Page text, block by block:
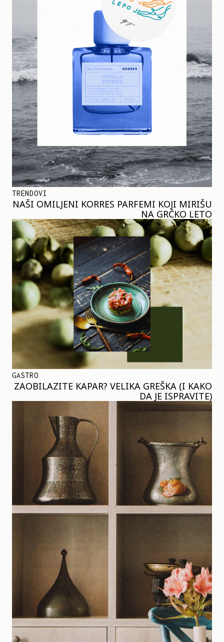
TRENDOVI
NAŠI OMILJENI KORRES PARFEMI KOJI MIRIŠU
NA GRČKO LETO
GASTRO
ZAOBILAZITE KAPAR? VELIKA GREŠKA (I KAKO
DA JE ISPRAVITE)